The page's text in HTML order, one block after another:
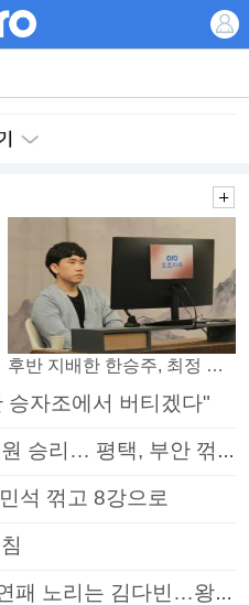
후반 지배한 한승주, 최정 꺾고 8강 진출
승자조에서 버티겠다"
김주아·이민진·허서현 전원 승리… 평택, 부안 꺾고 5연승
석 꺾고 8강으로
22전 전승 임상규·대회2연패 노리는 김다빈…왕중왕전 16강 7일부터